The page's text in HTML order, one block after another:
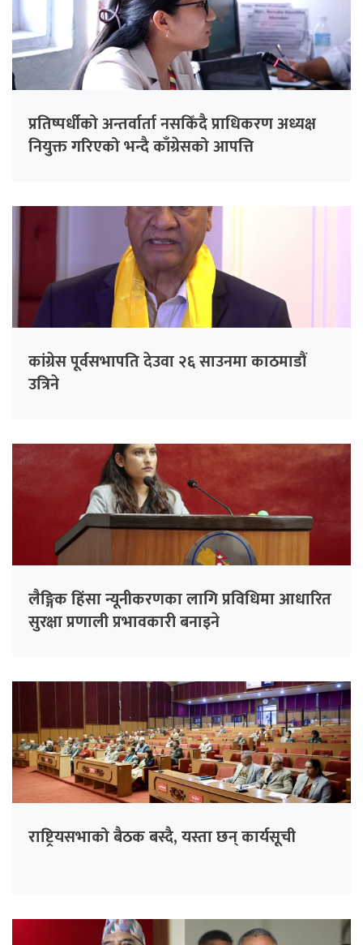
प्रतिष्पर्धीको अन्तर्वार्ता नसकिँदै प्राधिकरण अध्यक्ष
नियुक्त गरिएको भन्दै काँग्रेसको आपत्ति
कांग्रेस पूर्वसभापति देउवा २६ साउनमा काठमाडौं
उत्रिने
लैङ्गिक हिंसा न्यूनीकरणका लागि प्रविधिमा आधारित
सुरक्षा प्रणाली प्रभावकारी बनाइने
राष्ट्रियसभाको बैठक बस्दै, यस्ता छन् कार्यसूची